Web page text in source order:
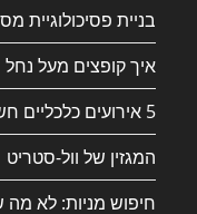
בניית
איך קופצים מעל נחל
5 אירועים כלכליים חשובים שסוחר צריך להכיר
המגזין של וול-סטריט
חיפוש מניות: לא